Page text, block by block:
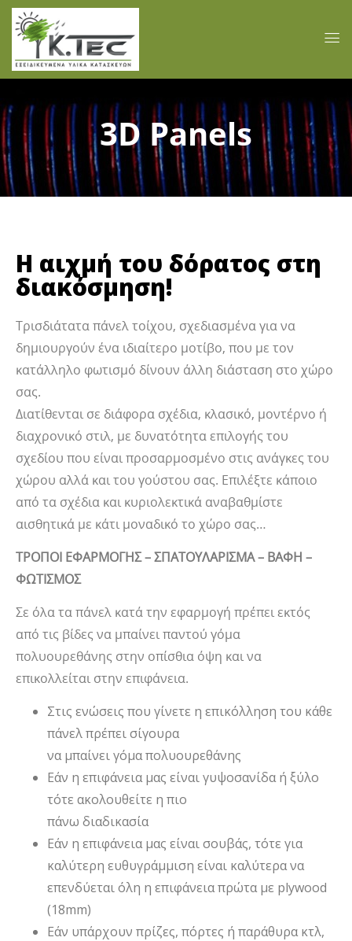
3D Panels
H αιχμή του δόρατος στη
διακόσμηση!
Τρισδιάτατα πάνελ τοίχου, σχεδιασμένα για να
δημιουργούν ένα ιδιαίτερο μοτίβο, που με τον
κατάλληλο φωτισμό δίνουν άλλη διάσταση στο χώρο
σας.
Διατίθενται σε διάφορα σχέδια, κλασικό, μοντέρνο ή
διαχρονικό στιλ, με δυνατότητα επιλογής του
σχεδίου που είναι προσαρμοσμένο στις ανάγκες του
χώρου αλλά και του γούστου σας. Επιλέξτε κάποιο
από τα σχέδια και κυριολεκτικά αναβαθμίστε
αισθητικά με κάτι μοναδικό το χώρο σας…
ΤΡΟΠΟΙ ΕΦΑΡΜΟΓΗΣ – ΣΠΑΤΟΥΛΑΡΙΣΜΑ – ΒΑΦΗ –
ΦΩΤΙΣΜΟΣ
Σε όλα τα πάνελ κατά την εφαρμογή πρέπει εκτός
από τις βίδες να μπαίνει παντού γόμα
πολυουρεθάνης στην οπίσθια όψη και να
επικολλείται στην επιφάνεια.
Στις ενώσεις που γίνετε η επικόλληση του κάθε
πάνελ πρέπει σίγουρα
να μπαίνει γόμα πολυουρεθάνης
Εάν η επιφάνεια μας είναι γυψοσανίδα ή ξύλο
τότε ακολουθείτε η πιο
πάνω διαδικασία
Εάν η επιφάνεια μας είναι σουβάς, τότε για
καλύτερη ευθυγράμμιση είναι καλύτερα να
επενδύεται όλη η επιφάνεια πρώτα με plywood
(18mm)
Εάν υπάρχουν πρίζες, πόρτες ή παράθυρα κτλ,